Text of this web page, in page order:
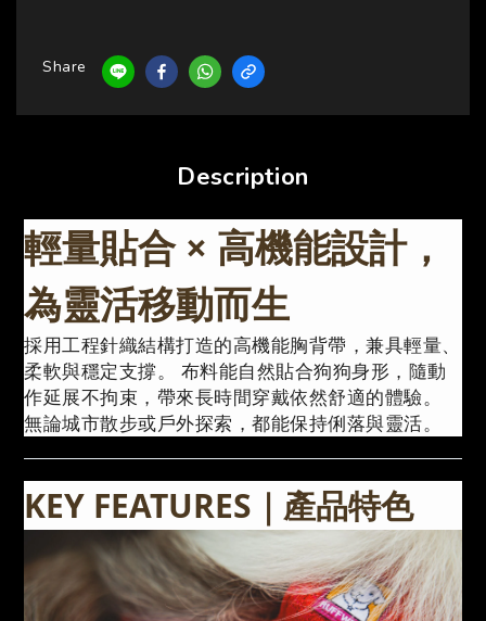
Share
Description
輕量貼合 × 高機能設計，
為靈活移動而生
採用工程針織結構打造的高機能胸背帶，兼具輕量、
柔軟與穩定支撐。 布料能自然貼合狗狗身形，隨動
作延展不拘束，帶來長時間穿戴依然舒適的體驗。
無論城市散步或戶外探索，都能保持俐落與靈活。
KEY FEATURES｜產品特色